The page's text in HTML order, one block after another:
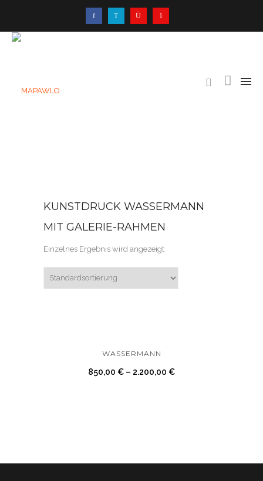
KUNSTDRUCK WASSERMANN
MIT GALERIE-RAHMEN
Einzelnes Ergebnis wird angezeigt
WASSERMANN
850,00 € – 2.200,00 €